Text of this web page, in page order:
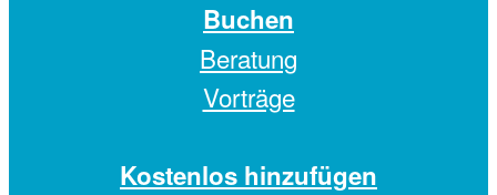
Buchen
Beratung
Vorträge
Kostenlos hinzufügen